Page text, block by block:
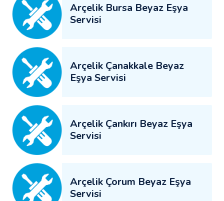
Arçelik Bursa Beyaz Eşya
Servisi
Arçelik Çanakkale Beyaz
Eşya Servisi
Arçelik Çankırı Beyaz Eşya
Servisi
Arçelik Çorum Beyaz Eşya
Servisi